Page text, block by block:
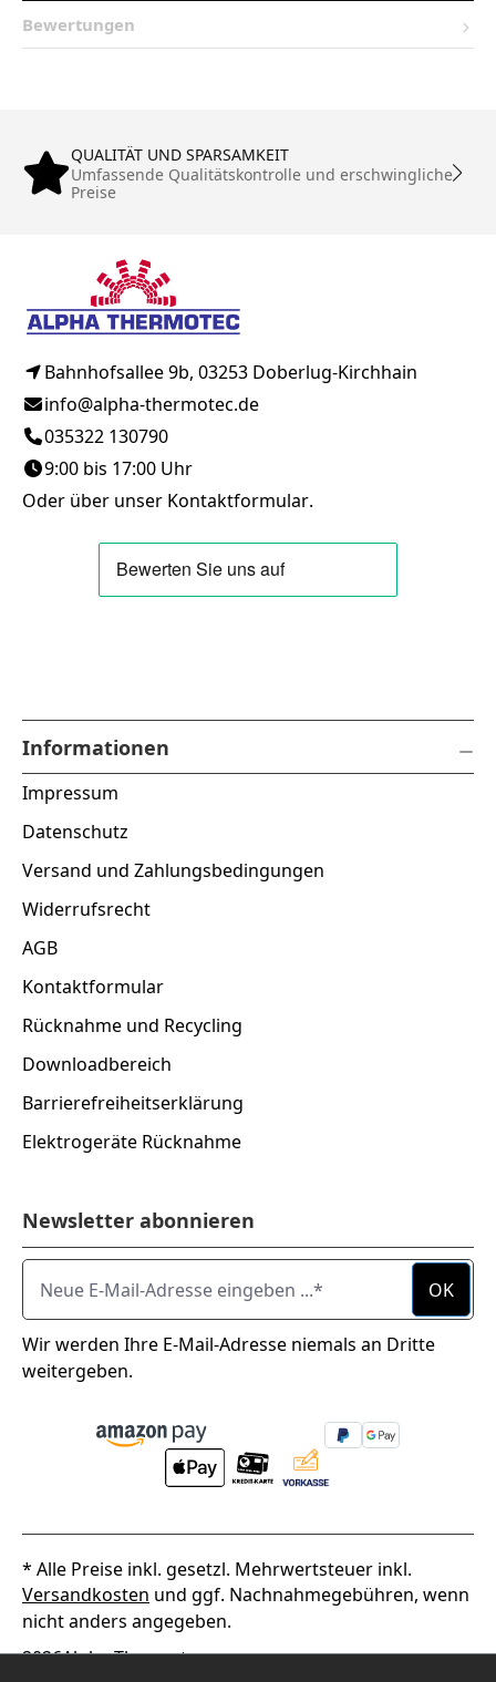
Bewertungen
QUALITÄT UND SPARSAMKEIT
Umfassende Qualitätskontrolle und erschwingliche
Preise
Bahnhofsallee 9b, 03253 Doberlug-Kirchhain
info@alpha-thermotec.de
035322 130790
9:00 bis 17:00 Uhr
Oder über unser Kontaktformular.
Informationen
Impressum
Datenschutz
Versand und Zahlungsbedingungen
Widerrufsrecht
AGB
Kontaktformular
Rücknahme und Recycling
Downloadbereich
Barrierefreiheitserklärung
Elektrogeräte Rücknahme
Newsletter abonnieren
Neue E-Mail-Adresse eingeben ...
OK
Wir werden Ihre E-Mail-Adresse niemals an Dritte
weitergeben.
* Alle Preise inkl. gesetzl. Mehrwertsteuer inkl.
Versandkosten und ggf. Nachnahmegebühren, wenn
nicht anders angegeben.
2026Alpha Thermotec